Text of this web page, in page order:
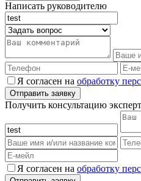
Написать руководителю
Я согласен на обработку
Получить консультацию
Я согласен на обработку